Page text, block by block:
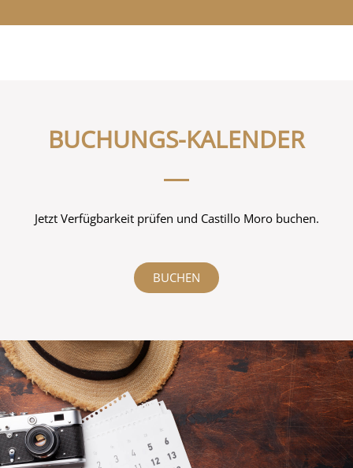
BUCHUNGS-KALENDER
Jetzt Verfügbarkeit prüfen und Castillo Moro buchen.
BUCHEN